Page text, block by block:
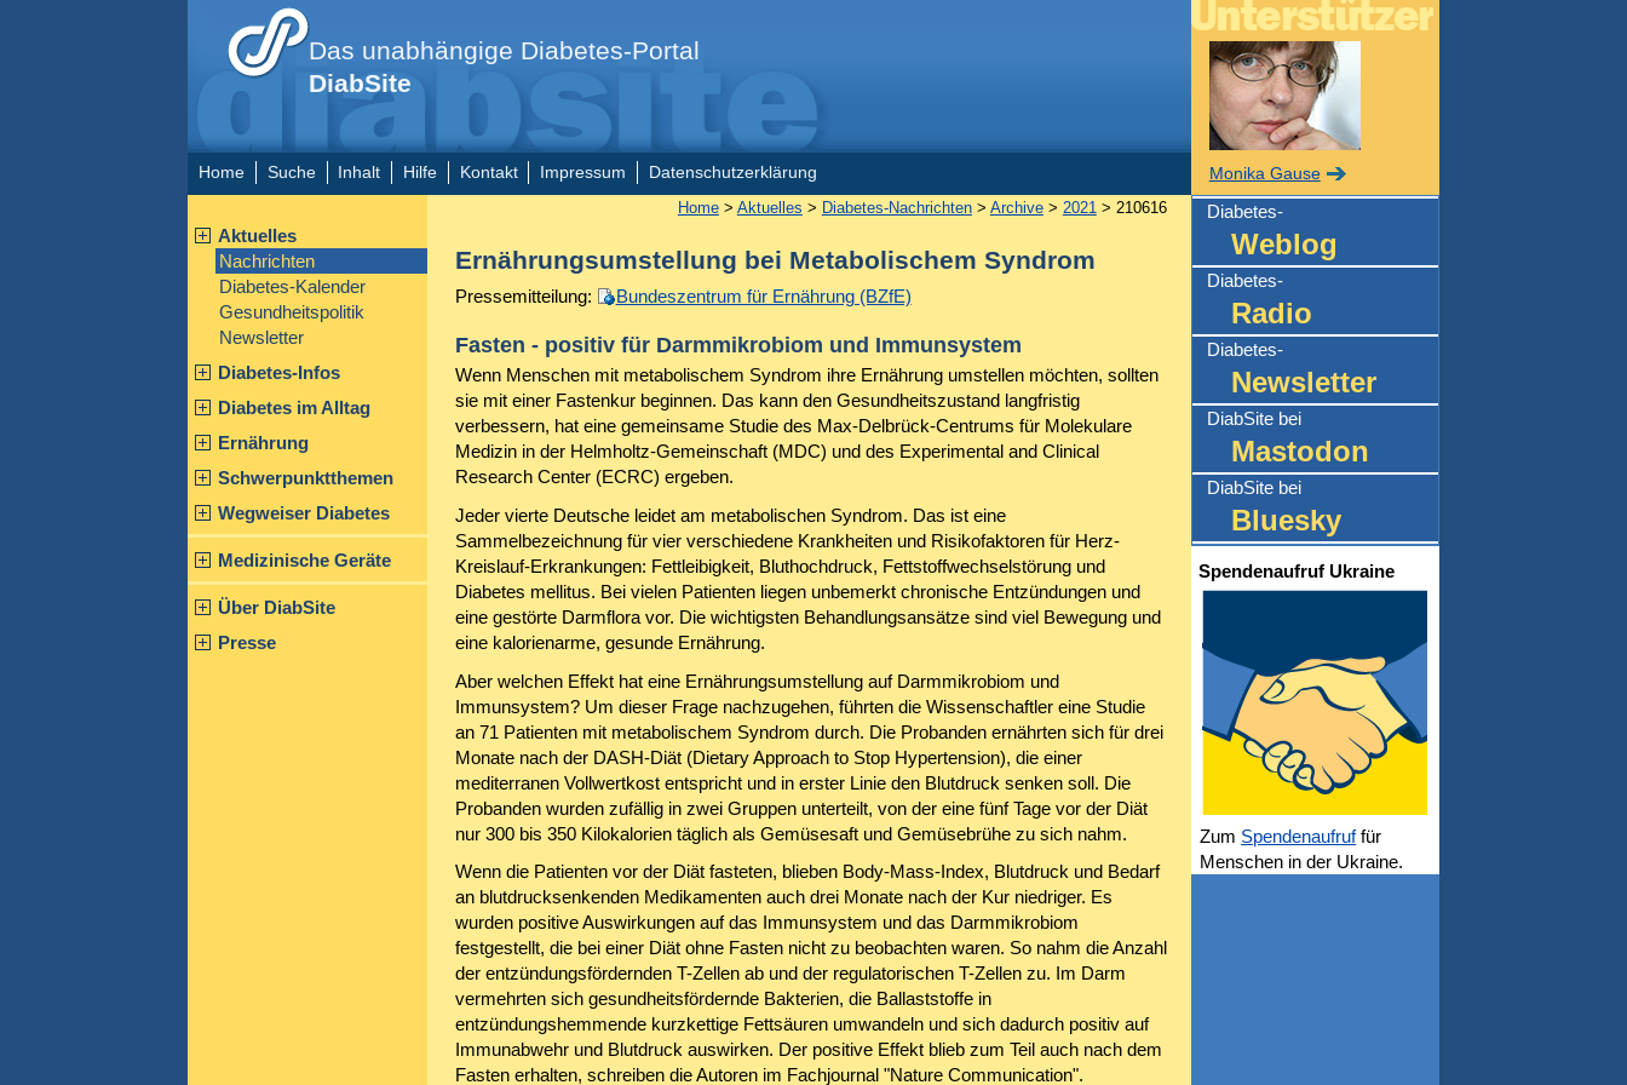
Das unabhängige Diabetes-Portal
DiabSite
Home Suche Inhalt Hilfe Kontakt Impressum Datenschutzerklärung
Aktuelles
Nachrichten
Diabetes-Kalender
Gesundheitspolitik
Newsletter
Diabetes-Infos
Diabetes im Alltag
Ernährung
Schwerpunktthemen
Wegweiser Diabetes
Medizinische Geräte
Über DiabSite
Presse
Home> Aktuelles > Diabetes-Nachrichten> Archive> 2021> 210616
Ernährungsumstellung bei Metabolischem Syndrom
Pressemitteilung: Bundeszentrum für Ernährung (BZfE)
Fasten - positiv für Darmmikrobiom und Immunsystem
Wenn Menschen mit metabolischem Syndrom ihre Ernährung umstellen möchten, sollten
sie mit einer Fastenkur beginnen. Das kann den Gesundheitszustand langfristig
verbessern, hat eine gemeinsame Studie des Max-Delbrück-Centrums für Molekulare
Medizin in der Helmholtz-Gemeinschaft (MDC) und des Experimental and Clinical
Research Center (ECRC) ergeben.
Jeder vierte Deutsche leidet am metabolischen Syndrom. Das ist eine
Sammelbezeichnung für vier verschiedene Krankheiten und Risikofaktoren für Herz-
Kreislauf-Erkrankungen: Fettleibigkeit, Bluthochdruck, Fettstoffwechselstörung und
Diabetes mellitus. Bei vielen Patienten liegen unbemerkt chronische Entzündungen und
eine gestörte Darmflora vor. Die wichtigsten Behandlungsansätze sind viel Bewegung und
eine kalorienarme, gesunde Ernährung.
Aber welchen Effekt hat eine Ernährungsumstellung auf Darmmikrobiom und
Immunsystem? Um dieser Frage nachzugehen, führten die Wissenschaftler eine Studie
an 71 Patienten mit metabolischem Syndrom durch. Die Probanden ernährten sich für drei
Monate nach der DASH-Diät (Dietary Approach to Stop Hypertension), die einer
mediterranen Vollwertkost entspricht und in erster Linie den Blutdruck senken soll. Die
Probanden wurden zufällig in zwei Gruppen unterteilt, von der eine fünf Tage vor der Diät
nur 300 bis 350 Kilokalorien täglich als Gemüsesaft und Gemüsebrühe zu sich nahm.
Wenn die Patienten vor der Diät fasteten, blieben Body-Mass-Index, Blutdruck und Bedarf
an blutdrucksenkenden Medikamenten auch drei Monate nach der Kur niedriger. Es
wurden positive Auswirkungen auf das Immunsystem und das Darmmikrobiom
festgestellt, die bei einer Diät ohne Fasten nicht zu beobachten waren. So nahm die Anzahl
der entzündungsfördernden T-Zellen ab und der regulatorischen T-Zellen zu. Im Darm
vermehrten sich gesundheitsfördernde Bakterien, die Ballaststoffe in
entzündungshemmende kurzkettige Fettsäuren umwandeln und sich dadurch positiv auf
Immunabwehr und Blutdruck auswirken. Der positive Effekt blieb zum Teil auch nach dem
Fasten erhalten, schreiben die Autoren im Fachjournal "Nature Communication".
Monika Gause
Diabetes-
Weblog
Diabetes-
Radio
Diabetes-
Newsletter
DiabSite bei
Mastodon
DiabSite bei
Bluesky
Spendenaufruf Ukraine
Zum Spendenaufruffür
Menschen in der Ukraine.